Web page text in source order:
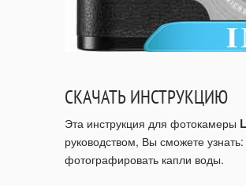
СКАЧАТЬ ИНСТРУКЦИЮ
Эта инструкция для фотокамеры
руководством, Вы сможете
фотографировать капли воды.